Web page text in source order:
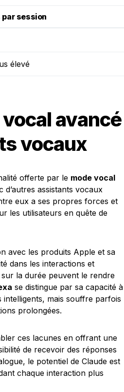
session
élevé
avancé
vocaux
offerte par le mode vocal
assistants vocaux
eux a ses propres forces et
les utilisateurs en quête de
avec les produits Apple et sa
dans les interactions et
sur la durée peuvent le rendre
se distingue par sa capacité à
intelligents, mais souffre parfois
prolongées.
ces lacunes en offrant une
de recevoir des réponses
le potentiel de Claude est
chaque interaction plus